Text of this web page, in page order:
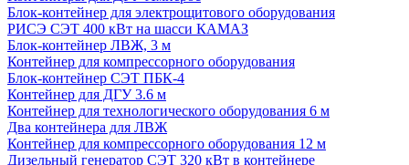
Блок-контейнер для электрощитового оборудования
РИСЭ СЭТ 400 кВт на шасси КАМАЗ
Блок-контейнер ЛВЖ, 3 м
Контейнер для компрессорного оборудования
Блок-контейнер СЭТ ПБК-4
Контейнер для ДГУ 3.6 м
Контейнер для технологического оборудования 6 м
Два контейнера для ЛВЖ
Контейнер для компрессорного оборудования 12 м
Дизельный генератор СЭТ 320 кВт в контейнере